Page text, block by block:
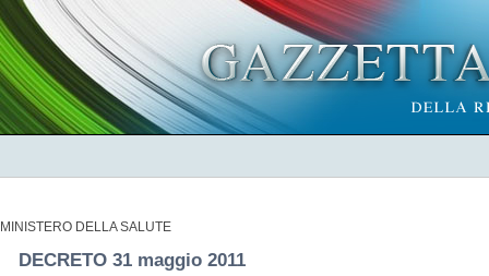
MINISTERO DELLA SALUTE
DECRETO 31 maggio 2011